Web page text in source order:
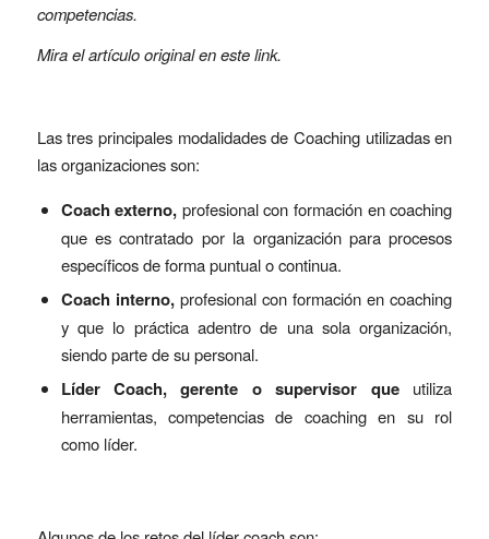
competencias.
Mira el artículo original en estelink.
Las tres principales modalidades de Coaching utilizadas en
las organizaciones son:
Coach externo, profesional con formación en coaching
que es contratado por la organización para procesos
específicos de forma puntual o continua.
Coach interno, profesional con formación en coaching
y que lo práctica adentro de una sola organización,
siendo parte de su personal.
Líder Coach, gerente o supervisor que utiliza
herramientas, competencias de coaching en su rol
como líder.